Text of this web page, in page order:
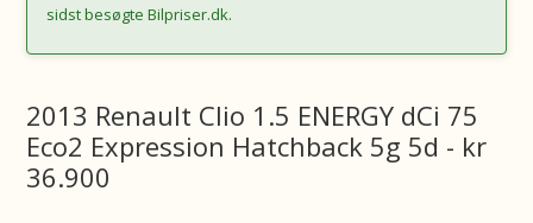
sidst besøgte Bilpriser.dk.
2013 Renault Clio 1.5 ENERGY dCi 75
Eco2 Expression Hatchback 5g 5d - kr
36.900